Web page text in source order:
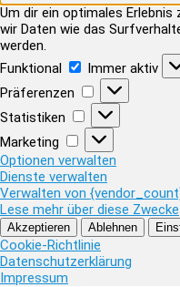
Um dir ein optimales
wir Daten wie das
werden.
Funktional
Funktional
Immer aktiv
Präferenzen
Präferenzen
Statistiken
Statistiken
Marketing
Marketing
Optionen verwalten
Dienste verwalten
Verwalten von
Lese mehr über diese Zwecke
Akzeptieren Ablehnen
Cookie-Richtlinie
Datenschutzerklärung
Impressum